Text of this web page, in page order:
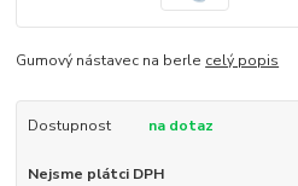
Gumový nástavec na berle celý popis
Dostupnost na dotaz
Nejsme plátci DPH